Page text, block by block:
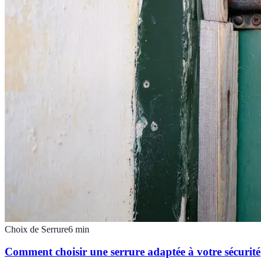
Choix de Serrure6 min
Comment choisir une serrure adaptée à votre sécurité